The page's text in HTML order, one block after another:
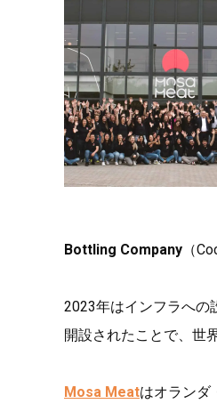
Bottling Company （
2023年はインフラへの
開設されたことで、世
Mosa Meatはオランダ